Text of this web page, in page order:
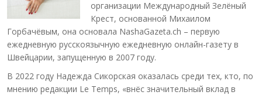
организации Международный Зелёный
Крест, основанной Михаилом
Горбачёвым, она основала NashaGazeta.ch – первую
ежедневную русскоязычную ежедневную онлайн-газету в
Швейцарии, запущенную в 2007 году.
В 2022 году Надежда Сикорская оказалась среди тех, кто, по
мнению редакции Le Temps, «внёс значительный вклад в